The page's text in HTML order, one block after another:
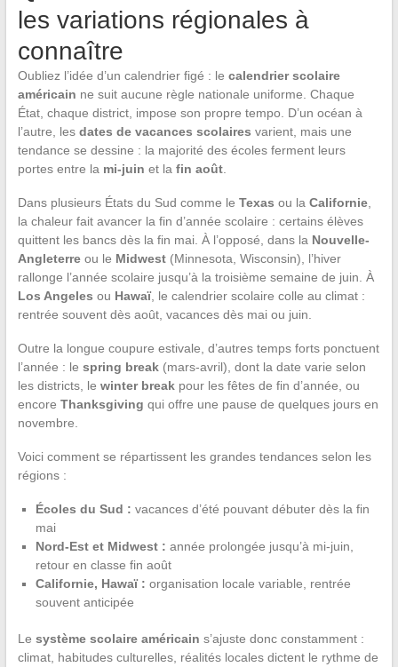
les variations régionales à
connaître
Oubliez l’idée d’un calendrier figé : le calendrier scolaire
américain ne suit aucune règle nationale uniforme. Chaque
État, chaque district, impose son propre tempo. D’un océan à
l’autre, les dates de vacances scolaires varient, mais une
tendance se dessine : la majorité des écoles ferment leurs
portes entre la mi-juin et la fin août.
Dans plusieurs États du Sud comme le Texas ou la Californie,
la chaleur fait avancer la fin d’année scolaire : certains élèves
quittent les bancs dès la fin mai. À l’opposé, dans la Nouvelle-
Angleterreou le Midwest(Minnesota, Wisconsin), l’hiver
rallonge l’année scolaire jusqu’à la troisième semaine de juin. À
Los Angeles ou Hawaï, le calendrier scolaire colle au climat :
rentrée souvent dès août, vacances dès mai ou juin.
Outre la longue coupure estivale, d’autres temps forts ponctuent
l’année : le spring break(mars-avril), dont la date varie selon
les districts, le winter breakpour les fêtes de fin d’année, ou
encore Thanksgiving qui offre une pause de quelques jours en
novembre.
Voici comment se répartissent les grandes tendances selon les
régions :
Écoles du Sud : vacances d’été pouvant débuter dès la fin
mai
Nord-Est et Midwest : année prolongée jusqu’à mi-juin,
retour en classe fin août
Californie, Hawaï : organisation locale variable, rentrée
souvent anticipée
Le système scolaire américain s’ajuste donc constamment :
climat, habitudes culturelles, réalités locales dictent le rythme de